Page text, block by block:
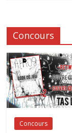
Concours
Concours